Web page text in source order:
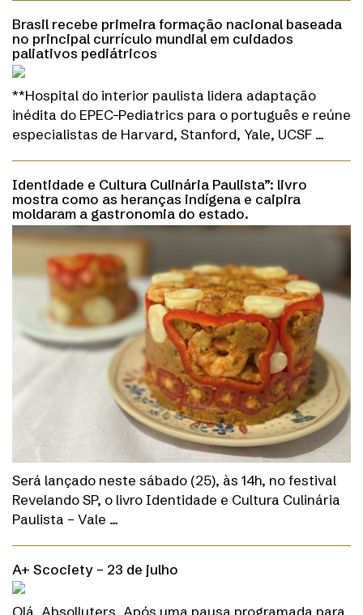
Brasil recebe primeira formação nacional baseada
no principal currículo mundial em cuidados
paliativos pediátricos
**Hospital do interior paulista lidera adaptação
inédita do EPEC-Pediatrics para o português e reúne
especialistas de Harvard, Stanford, Yale, UCSF …
Identidade e Cultura Culinária Paulista”: livro
mostra como as heranças indígena e caipira
moldaram a gastronomia do estado.
Será lançado neste sábado (25), às 14h, no festival
Revelando SP, o livro Identidade e Cultura Culinária
Paulista – Vale …
A+ Scociety – 23 de julho
Olá, Absolluters. Após uma pausa programada para